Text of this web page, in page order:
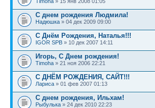
С днем рождения Людмила!
Надюшка » 04 дек 2009 09:00
С Днём Рождения, Наталья!!!
IGOR SPB » 10 дек 2007 14:11
Игорь, С Днем рождения!
Timoha » 21 ноя 2006 22:21
С ДНЁМ РОЖДЕНИЯ, САЙТ!!!
Лариса » 01 фев 2007 01:13
С днем рождения, Ильхам!
Рыбулька » 24 дек 2010 22:23